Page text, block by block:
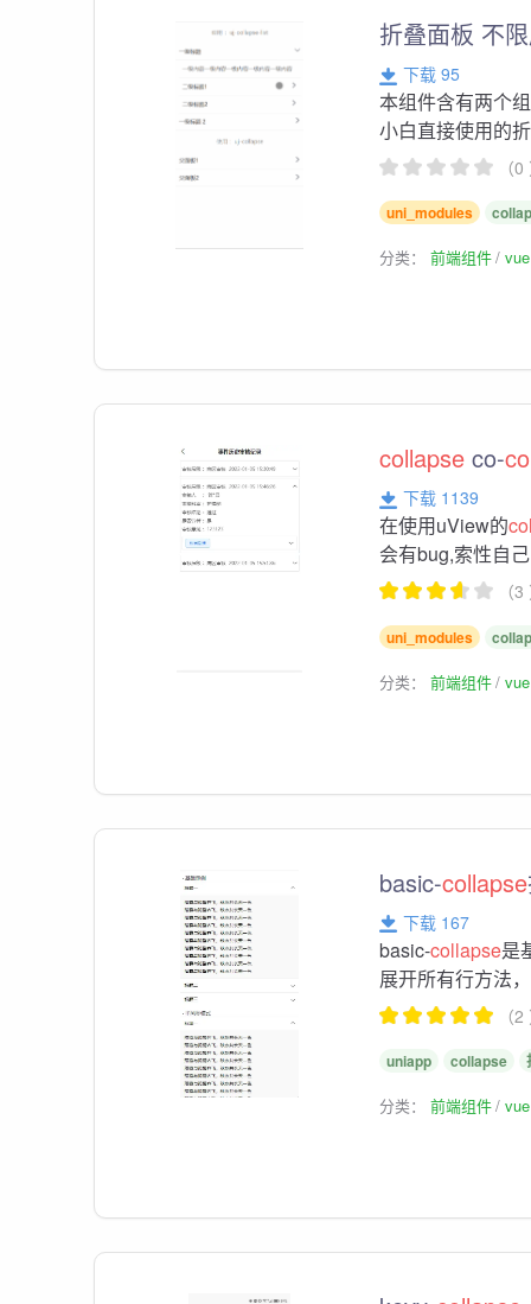
折叠面板 不
下载 95
本组件含有两个
小白直接使用的
（
uni_modules
分类：前端组件
collapse co-
下载 1139
在使用uView的
会有bug,索性自
（
uni_modules
分类：前端组件
basic-collapse
下载 167
basic-collapse是
展开所有行方法
（
uniapp collapse
分类：前端组件